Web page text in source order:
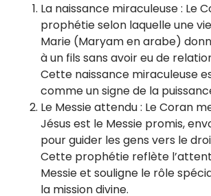
La naissance miraculeuse : Le
prophétie selon laquelle une
Marie (Maryam en arabe)
à un fils sans avoir eu de
Cette naissance miraculeuse
comme un signe de la
Le Messie attendu : Le Coran
Jésus est le Messie promis,
pour guider les gens vers le
Cette prophétie reflète
Messie et souligne le rôle
la mission divine.